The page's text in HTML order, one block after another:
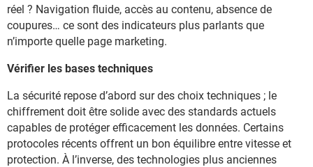
réel ? Navigation fluide, accès au contenu, absence de
coupures… ce sont des indicateurs plus parlants que
n’importe quelle page marketing.
Vérifier les bases techniques
La sécurité repose d’abord sur des choix techniques ; le
chiffrement doit être solide avec des standards actuels
capables de protéger efficacement les données. Certains
protocoles récents offrent un bon équilibre entre vitesse et
protection. À l’inverse, des technologies plus anciennes